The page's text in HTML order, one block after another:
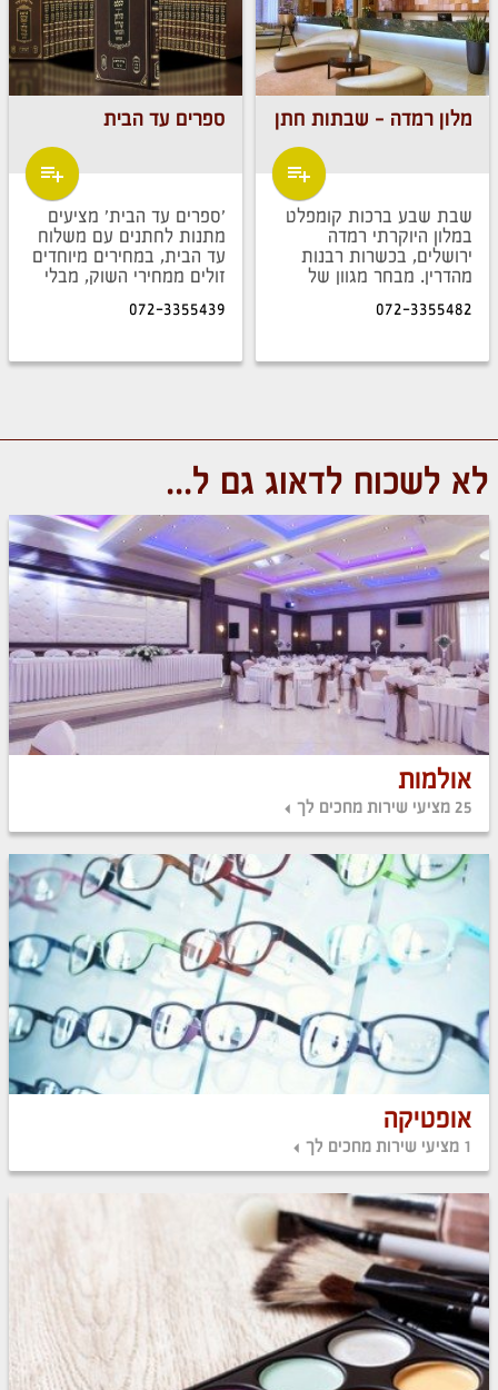
מלון רמדה - שבתות חתן
שבת שבע ברכות קומפלט
במלון היוקרתי רמדה
ירושלים, בכשרות רבנות
מהדרין. מבחר מגוון של
ומשפחתיים. אולם נפרד
תפריט בשרי ממטבחו של
072-3355482
ספרים עד הבית
'ספרים עד הבית' מציעים
מתנות לחתנים עם משלוח
עד הבית, במחירים מיוחדים
זולים ממחירי השוק, מבלי
גם מחיר גם איכות וגם
הטוב ביותר.
072-3355439
לא לשכוח לדאוג גם ל...
אולמות
25 מציעי שירות מחכים לך
אופטיקה
1 מציעי שירות מחכים לך